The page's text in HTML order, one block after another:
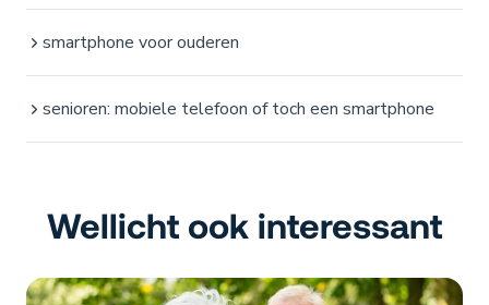
smartphone voor ouderen
senioren: mobiele telefoon of toch een smartphone
Wellicht ook interessant